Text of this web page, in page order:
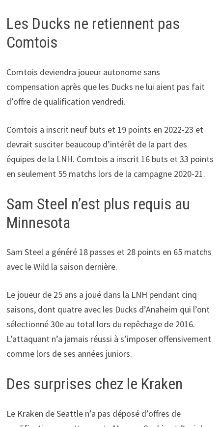
Les Ducks ne retiennent pas
Comtois
Comtois deviendra joueur autonome sans
compensation après que les Ducks ne lui aient pas fait
d’offre de qualification vendredi.
Comtois a inscrit neuf buts et 19 points en 2022-23 et
devrait susciter beaucoup d’intérêt de la part des
équipes de la LNH. Comtois a inscrit 16 buts et 33 points
en seulement 55 matchs lors de la campagne 2020-21.
Sam Steel n’est plus requis au
Minnesota
Sam Steel a généré 18 passes et 28 points en 65 matchs
avec le Wild la saison dernière.
Le joueur de 25 ans a joué dans la LNH pendant cinq
saisons, dont quatre avec les Ducks d’Anaheim qui l’ont
sélectionné 30e au total lors du repêchage de 2016.
L’attaquant n’a jamais réussi à s’imposer offensivement
comme lors de ses années juniors.
Des surprises chez le Kraken
Le Kraken de Seattle n’a pas déposé d’offres de